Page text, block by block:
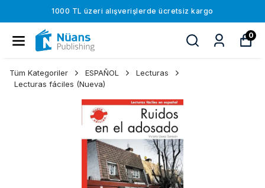
1000 TL üzeri alışverişlerde ücretsiz kargo
0
Tüm Kategoriler ESPAÑOL
Lecturas
Lecturas fáciles (Nueva)